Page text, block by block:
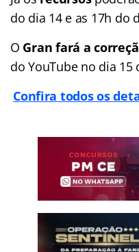
do dia 14 e as 17h do
O Gran fará a
do YouTube no dia
Confira todos os